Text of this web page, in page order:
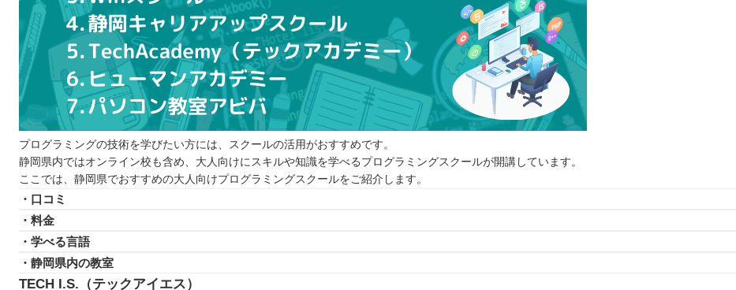
サポート体制はどうなっているか
カリキュラムの質はどうか
プログラミングスクールに通う5つのメリット
モチベーションを保てる
就職支援を受けられる
学習の習慣が身に付く
相談しやすい環境が整っている
仕事で役に立つスキルが身に付く
プログラミングスクールに通う3つのデメリット
プログラミングの技術を学びたい方には、スクールの活用がおすすめです。
静岡県内ではオンライン校も含め、大人向けにスキルや知識を学べるプログラミングスクールが開講しています。
ここでは、静岡県でおすすめの大人向けプログラミングスクールをご紹介します。
・口コミ
・料金
・学べる言語
・静岡県内の教室
TECH I.S.（テックアイエス）